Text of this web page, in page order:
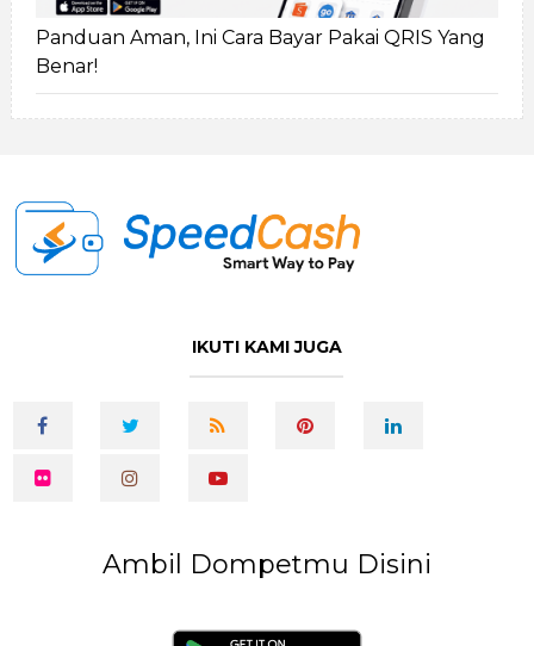
Panduan Aman, Ini Cara Bayar Pakai QRIS Yang
Benar!
IKUTI KAMI JUGA
Ambil Dompetmu Disini